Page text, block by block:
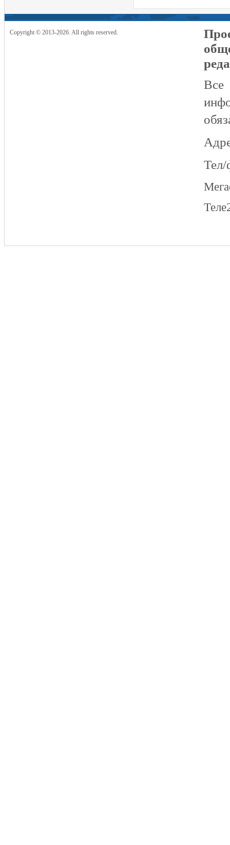
Copyright © 2013-2026. All rights reserved.